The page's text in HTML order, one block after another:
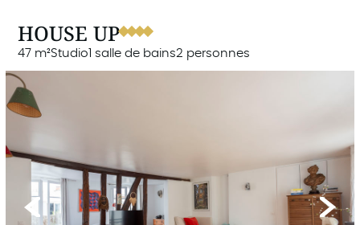
HOUSE UP
47 m²Studio 1 salle de bains2 personnes
Previous Next